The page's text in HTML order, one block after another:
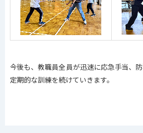
今後も、教職員全員が迅速に応急手当、防
定期的な訓練を続けていきます。